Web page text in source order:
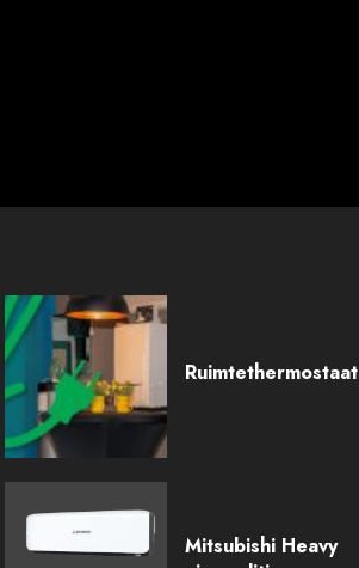
Ruimtethermostaat
Mitsubishi Heavy